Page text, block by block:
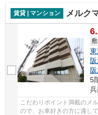
賃貸 | マンション
メルク
5
こだわりポイント満載のメ
ので、お車好きの方に適し